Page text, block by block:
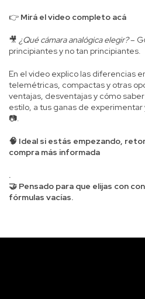
👉 Mirá el video completo acá
🎥 ¿Qué cámara analógica elegir?–
principiantes y no tan principiantes.
En el video explico las diferencias
telemétricas, compactas y otras
ventajas, desventajas y cómo
estilo, a tus ganas de
📷.
🧠 Ideal si estás empezando,
compra más informada
.
🤝 Pensado para que elijas con
fórmulas vacías.